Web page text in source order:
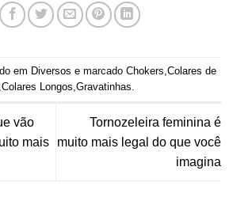
em Diversos e marcado Chokers Colares de
Colares Longos Gravatinhas
vão
mais
Tornozeleira feminina é
muito mais legal do que você
imagina